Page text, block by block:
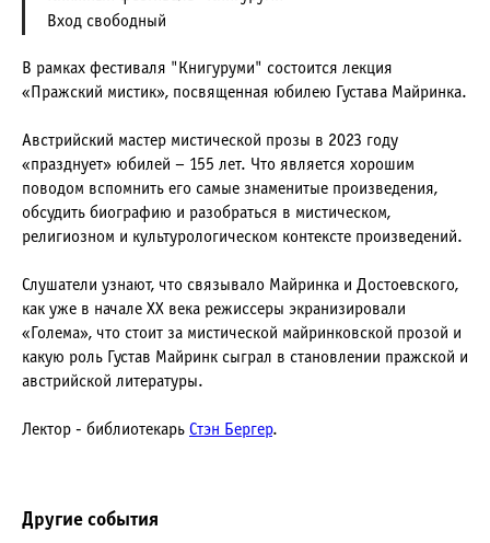
Вход свободный
В рамках фестиваля "Книгуруми" состоится лекция
«Пражский мистик», посвященная юбилею Густава Майринка.
Австрийский мастер мистической прозы в 2023 году
«празднует» юбилей – 155 лет. Что является хорошим
поводом вспомнить его самые знаменитые произведения,
обсудить биографию и разобраться в мистическом,
религиозном и культурологическом контексте произведений.
Слушатели узнают, что связывало Майринка и Достоевского,
как уже в начале XX века режиссеры экранизировали
«Голема», что стоит за мистической майринковской прозой и
какую роль Густав Майринк сыграл в становлении пражской и
австрийской литературы.
Лектор - библиотекарь Стэн Бергер.
Другие события